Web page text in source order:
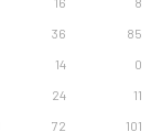
36 85
14 0
24 11
72 101